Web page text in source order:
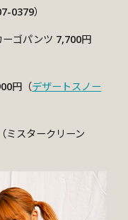
0379）
ーゴパンツ 7,700円
円（デザートスノー
ミスタークリーン